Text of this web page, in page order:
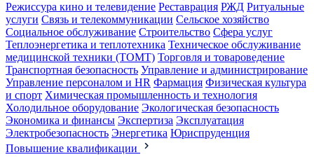
Режиссура кино и телевидение Реставрация РЖД Ритуальные
услуги Связь и телекоммуникации Сельское хозяйство
Социальное обслуживание Строительство Сфера услуг
Теплоэнергетика и теплотехника Техническое обслуживание
медицинской техники (ТОМТ) Торговля и товароведение
Транспортная безопасность Управление и администрирование
Управление персоналом и HR Фармация Физическая культура
и спорт Химическая промышленность и технология
Холодильное оборудование Экологическая безопасность
Экономика и финансы Экспертиза Эксплуатация
Электробезопасность Энергетика Юриспруденция
Повышение квалификации